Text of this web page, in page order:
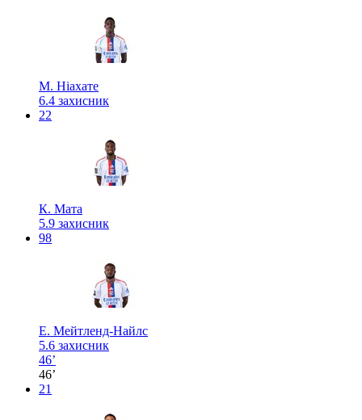
М. Ніахате
6.4 захисник
22
К. Мата
5.9 захисник
98
Е. Мейтленд-Найлс
5.6 захисник
46’
46’
21